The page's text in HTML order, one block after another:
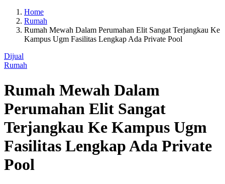
Home
Rumah
Rumah Mewah Dalam Perumahan Elit Sangat Terjangkau Ke
Kampus Ugm Fasilitas Lengkap Ada Private Pool
Dijual
Rumah
Rumah Mewah Dalam
Perumahan Elit Sangat
Terjangkau Ke Kampus Ugm
Fasilitas Lengkap Ada Private
Pool